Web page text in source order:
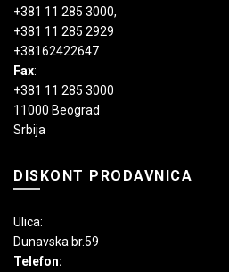
+381 11 285 3000,
+381 11 285 2929
+38162422647
Fax:
+381 11 285 3000
11000 Beograd
Srbija
DISKONT PRODAVNICA
Ulica:
Dunavska br.59
Telefon: